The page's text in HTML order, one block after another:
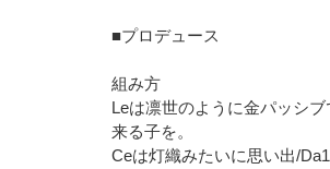
■プロデュース
組み方
Leは凛世のように金パッシ
来る子を。
Ceは灯織みたいに思い出/